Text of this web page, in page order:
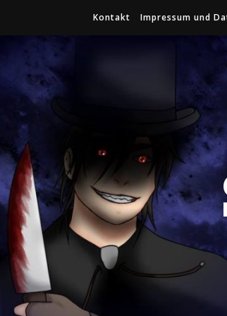
Kontakt Impressum und